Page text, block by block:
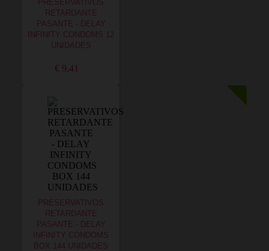
PRESERVATIVOS
RETARDANTE
PASANTE - DELAY
INFINITY CONDOMS 12
UNIDADES
€ 9,41
PRESERVATIVOS
RETARDANTE
PASANTE - DELAY
INFINITY CONDOMS
BOX 144 UNIDADES